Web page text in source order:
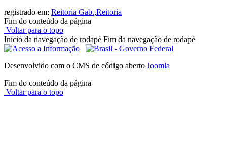
registrado em: Reitoria Gab.,Reitoria
Fim do conteúdo da página
Voltar para o topo
Início da navegação de rodapé Fim da navegação de rodapé
Desenvolvido com o CMS de código aberto Joomla
Fim do conteúdo da página
Voltar para o topo